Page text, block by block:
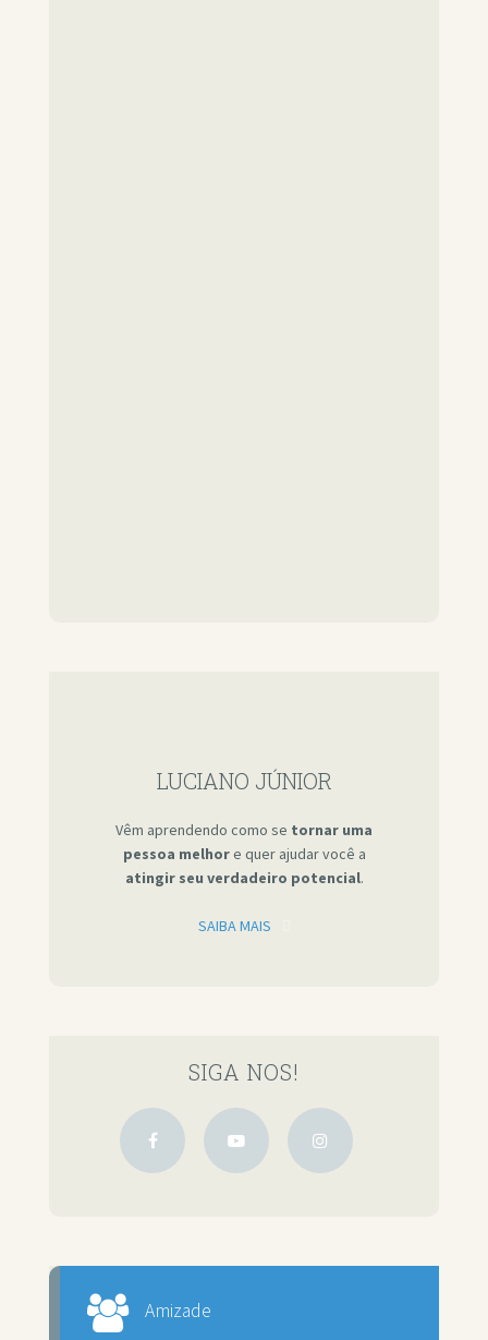
LUCIANO JÚNIOR
Vêm aprendendo como se tornar uma
pessoa melhore quer ajudar você a
atingir seu verdadeiro potencial.
SAIBA MAIS
SIGA NOS!
Amizade